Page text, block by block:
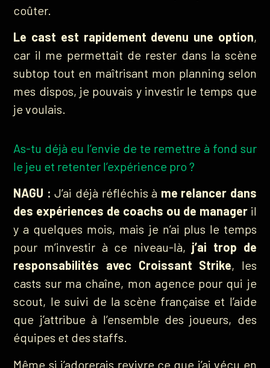
coûter.
Le cast est rapidement devenu une option,
car il me permettait de rester dans la scène
subtop tout en maîtrisant mon planning selon
mes dispos, je pouvais y investir le temps que
je voulais.
As-tu déjà eu l’envie de te remettre à fond sur
le jeu et retenter l’expérience pro ?
NAGU : J’ai déjà réfléchis à me relancer dans
des expériences de coachs ou de manageril
y a quelques mois, mais je n’ai plus le temps
pour m’investir à ce niveau-là, j’ai trop de
responsabilités avec Croissant Strike, les
casts sur ma chaîne, mon agence pour qui je
scout, le suivi de la scène française et l’aide
que j’attribue à l’ensemble des joueurs, des
équipes et des staffs.
Même si j’adorerais revivre ce que j’ai vécu en